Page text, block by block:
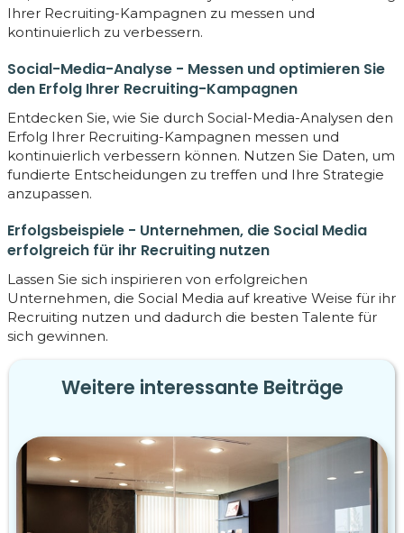
Ihrer Recruiting-Kampagnen zu messen und
kontinuierlich zu verbessern.
Social-Media-Analyse - Messen und optimieren Sie
den Erfolg Ihrer Recruiting-Kampagnen
Entdecken Sie, wie Sie durch Social-Media-Analysen den
Erfolg Ihrer Recruiting-Kampagnen messen und
kontinuierlich verbessern können. Nutzen Sie Daten, um
fundierte Entscheidungen zu treffen und Ihre Strategie
anzupassen.
Erfolgsbeispiele - Unternehmen, die Social Media
erfolgreich für ihr Recruiting nutzen
Lassen Sie sich inspirieren von erfolgreichen
Unternehmen, die Social Media auf kreative Weise für ihr
Recruiting nutzen und dadurch die besten Talente für
sich gewinnen.
Weitere interessante Beiträge